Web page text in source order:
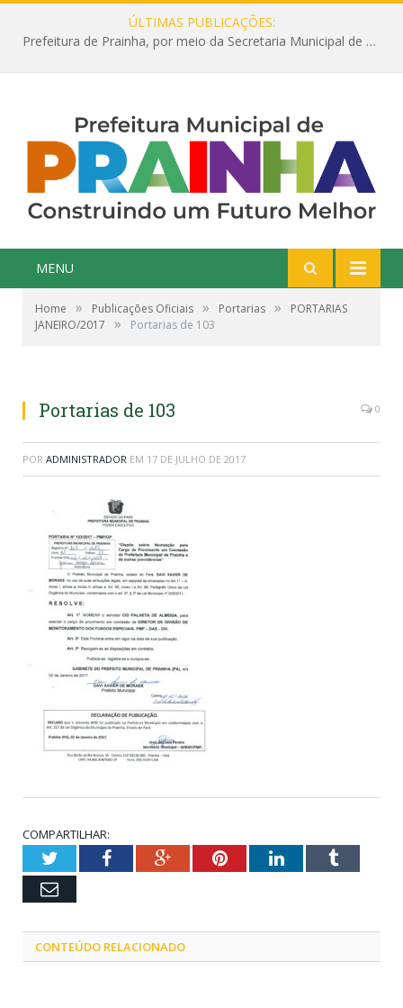
ÚLTIMAS PUBLICAÇÕES:
Prefeitura de Prainha, por meio da Secretaria Municipal de Educação, abre 354 vagas na área da Educação para 2025 com processo seletivo simplificado
MENU
Home » Publicações Oficiais » Portarias »
PORTARIAS
JANEIRO/2017
» Portarias de 103
Portarias de 103 0
POR ADMINISTRADOR EM 17 DE JULHO DE 2017
COMPARTILHAR:
TwitterFacebookGoogle+PinterestLinkedInTumblr
Email
CONTEÚDO RELACIONADO